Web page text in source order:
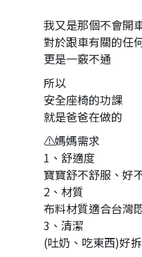
我又是那個不會開
對於跟車有關的任
更是一竅不通
所以
安全座椅的功課
就是爸爸在做的
⚠️媽媽需求
1、舒適度
寶寶舒不舒服、好
2、材質
布料材質適合台灣
3、清潔
(吐奶、吃東西)好